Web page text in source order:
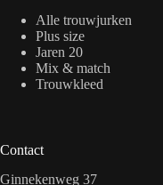
Alle trouwjurken
Plus size
Jaren 20
Mix & match
Trouwkleed
Contact
Ginnekenweg 37